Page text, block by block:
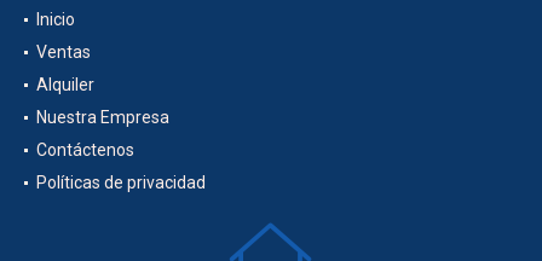
Inicio
Ventas
Alquiler
Nuestra Empresa
Contáctenos
Políticas de privacidad